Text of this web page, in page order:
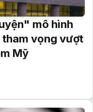
mô hình
tham vọng vượt
Mỹ